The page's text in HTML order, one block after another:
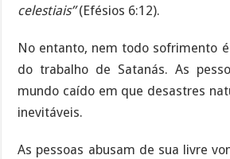
celestiais”(Efésios 6:12).
No entanto, nem todo sofrimento
do trabalho de Satanás. As
mundo caído em que desastres
inevitáveis.
As pessoas abusam de sua livre